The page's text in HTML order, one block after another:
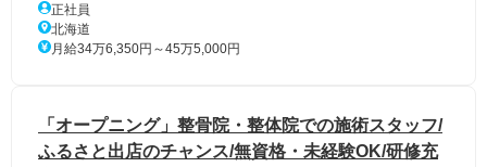
正社員
北海道
月給34万6,350円～45万5,000円
「オープニング」整骨院・整体院での施術スタッフ/
ふるさと出店のチャンス/無資格・未経験OK/研修充